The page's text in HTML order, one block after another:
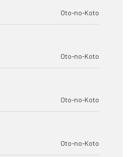
Oto-no-Koto
Oto-no-Koto
Oto-no-Koto
Oto-no-Koto